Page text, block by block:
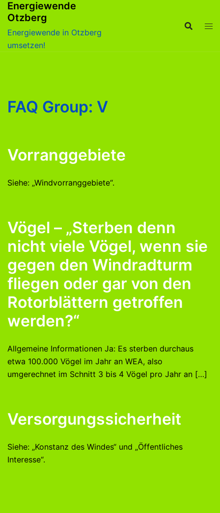
Zum
Inhalt
springen
Energiewende
Otzberg
Energiewende in Otzberg
umsetzen!
FAQ Group: V
Vorranggebiete
Siehe: „Windvorranggebiete“.
Vögel – „Sterben denn
nicht viele Vögel, wenn sie
gegen den Windradturm
fliegen oder gar von den
Rotorblättern getroffen
werden?“
Allgemeine Informationen Ja: Es sterben durchaus
etwa 100.000 Vögel im Jahr an WEA, also
umgerechnet im Schnitt 3 bis 4 Vögel pro Jahr an […]
Versorgungssicherheit
Siehe: „Konstanz des Windes“ und „Öffentliches
Interesse“.